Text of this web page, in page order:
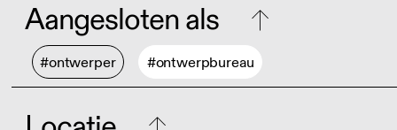
Aangesloten als
#ontwerper #ontwerpbureau